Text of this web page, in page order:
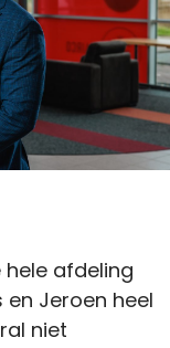
hele afdeling
en Jeroen heel
niet